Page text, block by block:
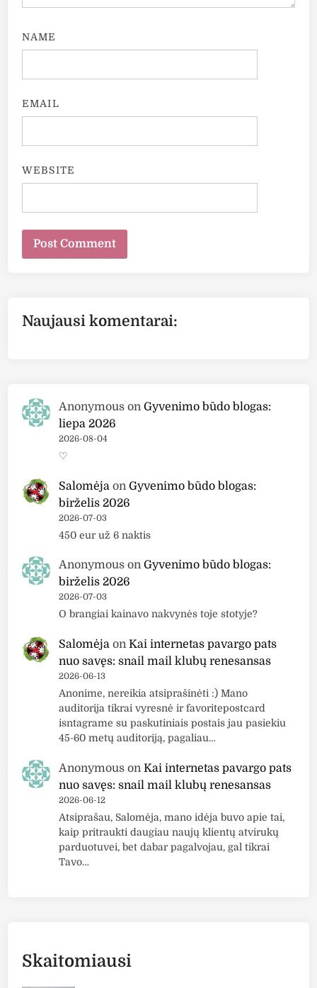
NAME
EMAIL
WEBSITE
Naujausi komentarai:
Anonymous onGyvenimo būdo blogas:
liepa 2026
2026-08-04
♡
Salomėja onGyvenimo būdo blogas:
birželis 2026
2026-07-03
450 eur už 6 naktis
Anonymous onGyvenimo būdo blogas:
birželis 2026
2026-07-03
O brangiai kainavo nakvynės toje stotyje?
Salomėja onKai internetas pavargo pats
nuo savęs: snail mail klubų renesansas
2026-06-13
Anonime, nereikia atsiprašinėti :) Mano
auditorija tikrai vyresnė ir favoritepostcard
isntagrame su paskutiniais postais jau pasiekiu
45-60 metų auditoriją, pagaliau…
Anonymous onKai internetas pavargo pats
nuo savęs: snail mail klubų renesansas
2026-06-12
Atsiprašau, Salomėja, mano idėja buvo apie tai,
kaip pritraukti daugiau naujų klientų atvirukų
parduotuvei, bet dabar pagalvojau, gal tikrai
Tavo…
Skaitomiausi